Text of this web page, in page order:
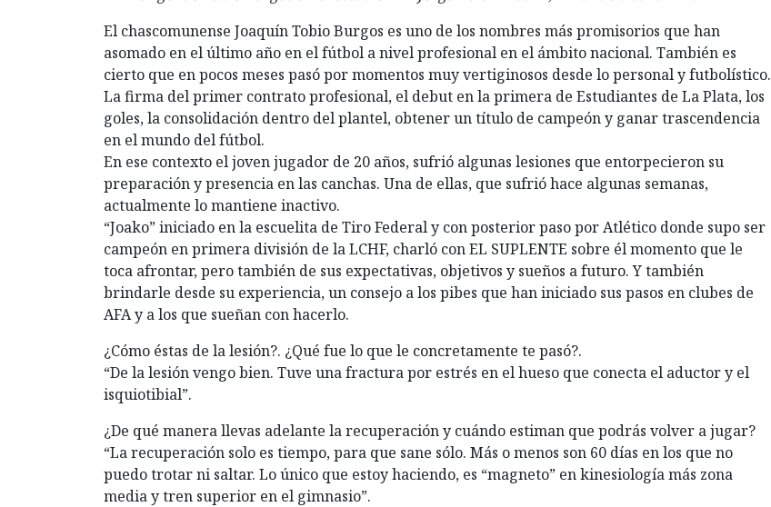
El chascomunense Joaquín Tobio Burgos es uno de los nombres más promisorios que han
asomado en el último año en el fútbol a nivel profesional en el ámbito nacional. También es
cierto que en pocos meses pasó por momentos muy vertiginosos desde lo personal y futbolístico.
La firma del primer contrato profesional, el debut en la primera de Estudiantes de La Plata, los
goles, la consolidación dentro del plantel, obtener un título de campeón y ganar trascendencia
en el mundo del fútbol.
En ese contexto el joven jugador de 20 años, sufrió algunas lesiones que entorpecieron su
preparación y presencia en las canchas. Una de ellas, que sufrió hace algunas semanas,
actualmente lo mantiene inactivo.
“Joako” iniciado en la escuelita de Tiro Federal y con posterior paso por Atlético donde supo ser
campeón en primera división de la LCHF, charló con EL SUPLENTE sobre él momento que le
toca afrontar, pero también de sus expectativas, objetivos y sueños a futuro. Y también
brindarle desde su experiencia, un consejo a los pibes que han iniciado sus pasos en clubes de
AFA y a los que sueñan con hacerlo.
¿Cómo éstas de la lesión?. ¿Qué fue lo que le concretamente te pasó?.
“De la lesión vengo bien. Tuve una fractura por estrés en el hueso que conecta el aductor y el
isquiotibial”.
¿De qué manera llevas adelante la recuperación y cuándo estiman que podrás volver a jugar?
“La recuperación solo es tiempo, para que sane sólo. Más o menos son 60 días en los que no
puedo trotar ni saltar. Lo único que estoy haciendo, es “magneto” en kinesiología más zona
media y tren superior en el gimnasio”.